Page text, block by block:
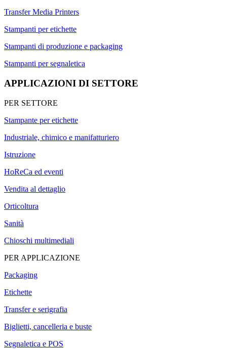
Transfer Media Printers
Stampanti per etichette
Stampanti di produzione e packaging
Stampanti per segnaletica
APPLICAZIONI DI SETTORE
PER SETTORE
Stampante per etichette
Industriale, chimico e manifatturiero
Istruzione
HoReCa ed eventi
Vendita al dettaglio
Orticoltura
Sanità
Chioschi multimediali
PER APPLICAZIONE
Packaging
Etichette
Transfer e serigrafia
Biglietti, cancelleria e buste
Segnaletica e POS